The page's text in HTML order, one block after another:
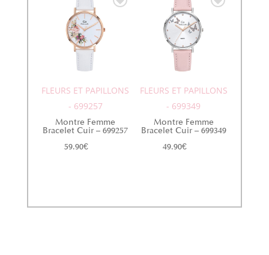
FLEURS ET PAPILLONS
- 699257
Montre Femme
Bracelet Cuir – 699257
59.90€
FLEURS ET PAPILLONS
- 699349
Montre Femme
Bracelet Cuir – 699349
49.90€